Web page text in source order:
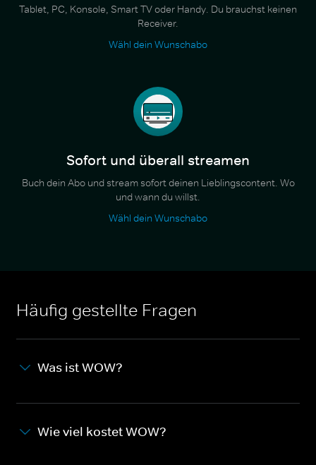
Tablet, PC, Konsole, Smart TV oder Handy. Du brauchst keinen
Receiver.
Wähl dein Wunschabo
Sofort und überall streamen
Buch dein Abo und stream sofort deinen Lieblingscontent. Wo
und wann du willst.
Wähl dein Wunschabo
Häufig gestellte Fragen
Was ist WOW?
Wie viel kostet WOW?